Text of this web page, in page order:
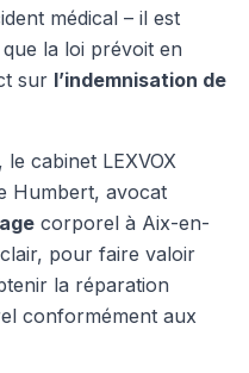
médical – il est
la loi prévoit en
sur l’indemnisation de
cabinet LEXVOX
Humbert, avocat
corporel à Aix-en-
pour faire valoir
la réparation
conformément aux